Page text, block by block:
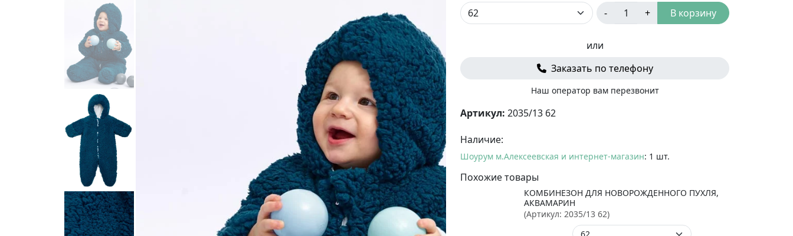
- + В корзину
или
Заказать по телефону
Наш оператор вам перезвонит
Артикул: 2035/13 62
Наличие:
Шоурум м.Алексеевская и интернет-магазин: 1 шт.
Похожие товары
КОМБИНЕЗОН ДЛЯ НОВОРОЖДЕННОГО ПУХЛЯ,
АКВАМАРИН
(Артикул: 2035/13 62)